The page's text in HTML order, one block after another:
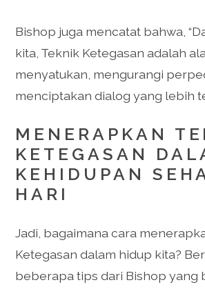
Bishop juga mencatat bahwa,
kita, Teknik Ketegasan adalah
menyatukan, mengurangi
menciptakan dialog yang lebih
MENERAPKAN
KETEGASAN
KEHIDUPAN
HARI
Jadi, bagaimana cara
Ketegasan dalam hidup kita?
beberapa tips dari Bishop yang